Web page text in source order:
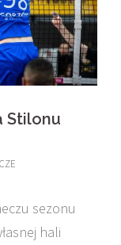
Stilonu
sezonu
hali